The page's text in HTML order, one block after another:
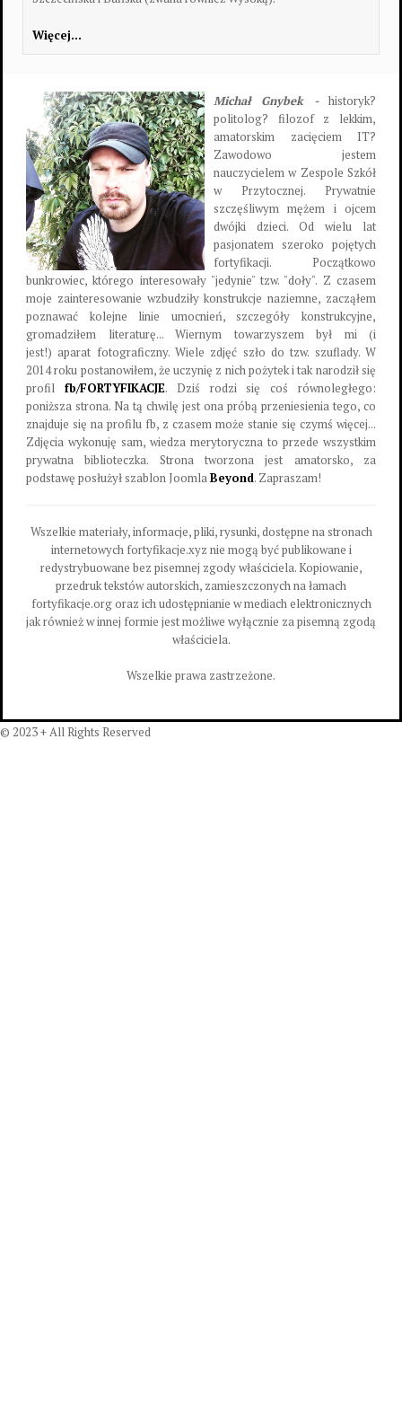
Więcej…
Michał Gnybek - historyk?
politolog? filozof z lekkim,
amatorskim zacięciem IT?
Zawodowo jestem
nauczycielem w Zespole Szkół
w Przytocznej. Prywatnie
szczęśliwym mężem i ojcem
dwójki dzieci. Od wielu lat
pasjonatem szeroko pojętych
fortyfikacji. Początkowo
bunkrowiec, którego interesowały "jedynie" tzw. "doły". Z czasem
moje zainteresowanie wzbudziły konstrukcje naziemne, zacząłem
poznawać kolejne linie umocnień, szczegóły konstrukcyjne,
gromadziłem literaturę... Wiernym towarzyszem był mi (i
jest!) aparat fotograficzny. Wiele zdjęć szło do tzw. szuflady. W
2014 roku postanowiłem, że uczynię z nich pożytek i tak narodził się
profil fb/FORTYFIKACJE. Dziś rodzi się coś równoległego:
poniższa strona. Na tą chwilę jest ona próbą przeniesienia tego, co
znajduje się na profilu fb, z czasem może stanie się czymś więcej...
Zdjęcia wykonuję sam, wiedza merytoryczna to przede wszystkim
prywatna biblioteczka. Strona tworzona jest amatorsko, za
podstawę posłużył szablon Joomla Beyond. Zapraszam!
Wszelkie materiały, informacje, pliki, rysunki, dostępne na stronach
internetowych fortyfikacje.xyz nie mogą być publikowane i
redystrybuowane bez pisemnej zgody właściciela. Kopiowanie,
przedruk tekstów autorskich, zamieszczonych na łamach
fortyfikacje.org oraz ich udostępnianie w mediach elektronicznych
jak również w innej formie jest możliwe wyłącznie za pisemną zgodą
właściciela.
Wszelkie prawa zastrzeżone.
© 2023 + All Rights Reserved